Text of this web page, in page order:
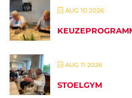
AUG 10 2026
AUG 11 2026
STOELGYM